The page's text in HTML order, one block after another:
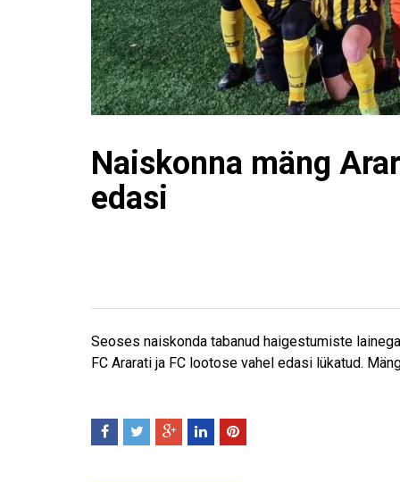
Naiskonna mäng
edasi
Seoses naiskonda tabanud haigestumiste
FC Ararati ja FC lootose vahel edasi lükatud.